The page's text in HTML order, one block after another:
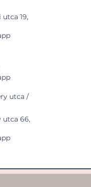
19,
utca /
utca 66,